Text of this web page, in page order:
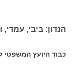
הנדון: ביבי,
כבוד היועץ